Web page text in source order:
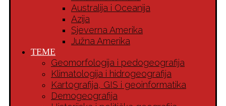
Australija i Oceanija
Azija
Sjeverna Amerika
Južna Amerika
TEME
Geomorfologija i pedogeografija
Klimatologija i hidrogeografija
Kartografija, GIS i geoinformatika
Demogeografija